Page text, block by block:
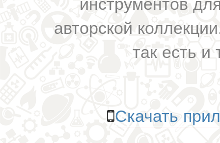
авторской
так есть и
Скачать